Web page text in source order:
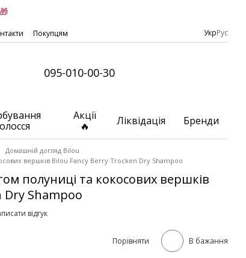
Покупцям УкрРус
095-010-00-30
Акції
🔥
Ліквідація Бренди
Домашній догляд Bilou
вершків Bilou Fancy Berry Trocken Dry Shampoo
полуниці та кокосових вершків
Dry Shampoo
відгук
Порівняти В бажання